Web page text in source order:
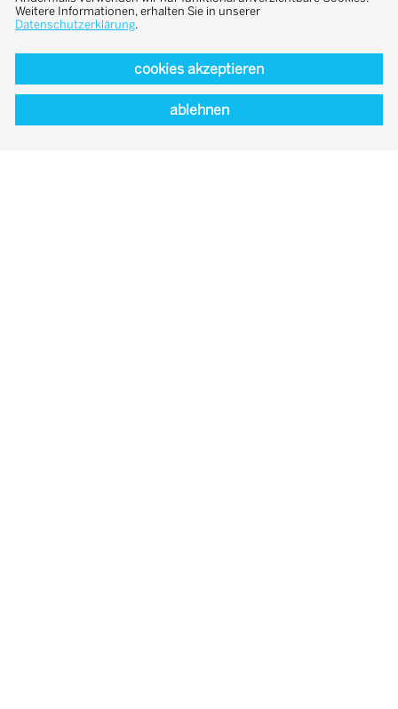
entsprechende großzügige Freitreppe, die mittig auf
den Konventbau (das Hauptgebäude) zuläuft. Die
Fernwirkung und Anordnung der Gebäude in ihrem
alten Baumbestand sprechen die Sprache von
Gründerzeit und Jugendstil. Das Ensemble ist
sozusagen mit dem Ausbruch der Moderne bereits
komplett gewesen. Die Architekten versuchen,
Weitere Informationen, erhalten Sie in unserer
Datenschutzerklärung.
cookies akzeptieren
ablehnen